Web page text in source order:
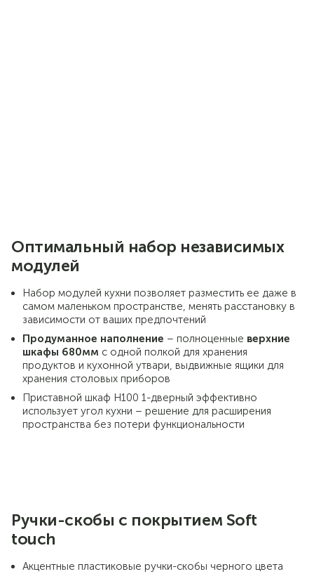
Оптимальный набор независимых
модулей
Набор модулей кухни позволяет разместить ее даже в
самом маленьком пространстве, менять расстановку в
зависимости от ваших предпочтений
Продуманное наполнение – полноценные верхние
шкафы 680мм с одной полкой для хранения
продуктов и кухонной утвари, выдвижные ящики для
хранения столовых приборов
Приставной шкаф Н100 1-дверный эффективно
использует угол кухни – решение для расширения
пространства без потери функциональности
Ручки-скобы с покрытием Soft
touch
Акцентные пластиковые ручки-скобы черного цвета